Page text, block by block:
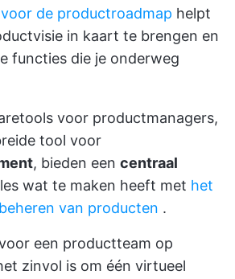
de productroadmap helpt
in kaart te brengen en
functies die je onderweg
voor productmanagers,
tool voor
, bieden een centraal
wat te maken heeft met het
van producten .
een productteam op
zinvol is om één virtueel